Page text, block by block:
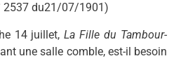
2537 du21/07/1901)
14 juillet,La Fille du Tambour-
une salle comble, est-il besoin